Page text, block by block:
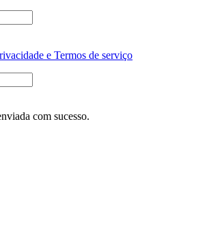
e Termos de serviço
com sucesso.